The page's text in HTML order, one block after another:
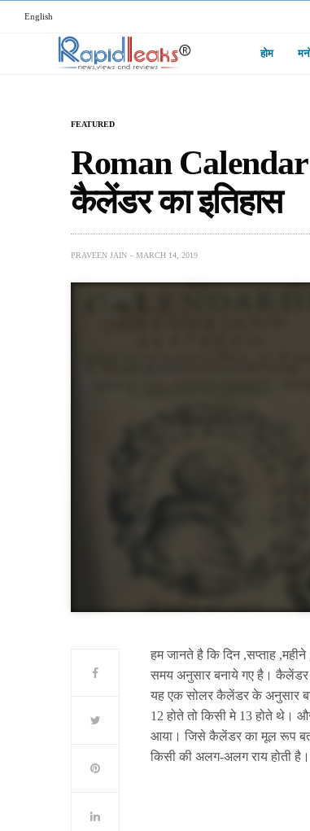
English
होम
FEATURED
Roman Calendar
कैलेंडर का इतिहास
PRAVEEN JAIN MARCH 14, 2019
हम जानते है कि दिन ,सप्ताह
समय अनुसार बनाये गए है। कैलेंडर
यह एक सोलर कैलेंडर के अनुसार
12 होते तो किसी मे 13 होते थे।
आया। जिसे कैलेंडर का मूल रूप
किसी की अलग-अलग राय होती है।